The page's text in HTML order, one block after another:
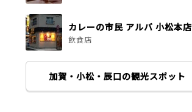
カレーの市民 アルバ 小松本店
飲食店
加賀・小松・辰口の観光スポット